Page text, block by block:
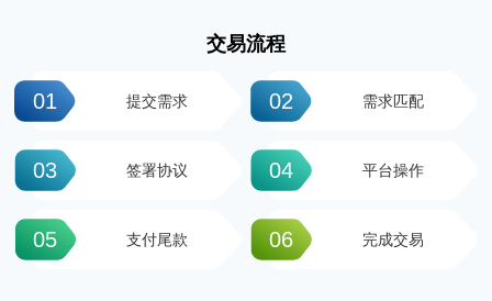
交易流程
01 提交需求 02 需求匹配
03 签署协议 04 平台操作
05 支付尾款 06 完成交易